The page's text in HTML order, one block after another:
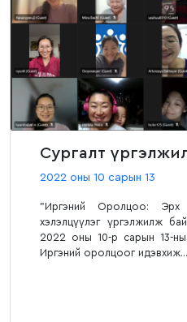
Сургалт
2022 оны 10 сарын 13
"Иргэний Оролцоо: Эрх
хэлэлцүүлэг үргэлжилж
2022 оны 10-р сарын 13-
Иргэний оролцоог идэвхиж...